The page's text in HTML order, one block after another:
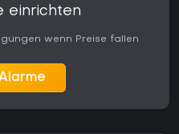
einrichten
wenn Preise fallen